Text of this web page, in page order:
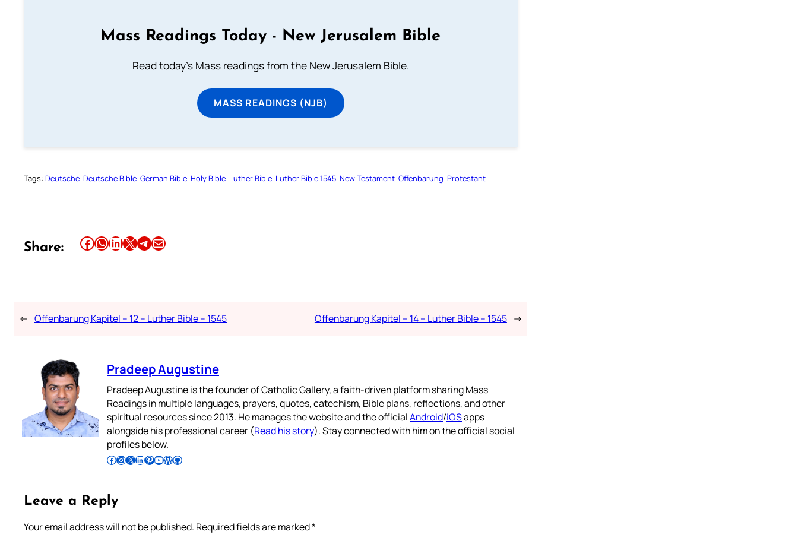
Mass Readings Today - New Jerusalem Bible
Read today's Mass readings from the New Jerusalem Bible.
MASS READINGS (NJB)
Tags: Deutsche Deutsche Bible German Bible Holy Bible Luther Bible Luther Bible 1545 New Testament Offenbarung Protestant
Share: Share this article on Facebook Share this article on WhatsApp Share this article on LinkedIn Share this article on X Share this article on TelegramEmail this Article
← Offenbarung Kapitel – 12 – Luther Bible – 1545 Offenbarung Kapitel – 14 – Luther Bible – 1545 →
Pradeep Augustine
Pradeep Augustine is the founder of Catholic Gallery, a faith-driven platform sharing Mass
Readings in multiple languages, prayers, quotes, catechism, Bible plans, reflections, and other
spiritual resources since 2013. He manages the website and the officialAndroid/iOSapps
alongside his professional career (Read his story). Stay connected with him on the official social
profiles below.
Follow Pradeep on Facebook Follow Pradeep on InstagramFollow Pradeep on X Follow Pradeep on LinkedIn Follow Pradeep on Pinterest Subscribe to Pradeep’s Youtube Channel Follow Pradeep on WordPress Follow Pradeep on GitHub
Leave a Reply
Your email address will not be published. Required fields are marked*